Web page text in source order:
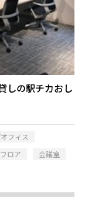
しの駅チカおし
フィス
ロア
会議室